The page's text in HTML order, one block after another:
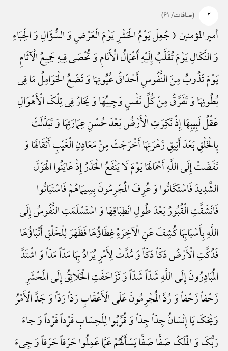
۲ (صافات/ ۶۱)
أمیرالمؤمنین ( جُعِلَ یَوْمُ الْحَشْرِ یَوْمَ الْعَرْضِ وَ السُّؤَالِ وَ الْحِبَاءِ
وَ النَّکَالِ یَوْمَ تُقَلَّبُ إِلَیْهِ أَعْمَالُ الْأَنَامِ وَ تُحْصَی فِیهِ جَمِیعُ الْآثَامِ
یَوْمَ تَذُوبُ مِنَ النُّفُوسِ أَحْدَاقُ عُیُونِهَا وَ تَضَعُ الْحَوَامِلُ مَا فِی
بُطُونِهَا وَ تَفَرَّقُ مِنْ کُلِّ نَفْسٍ وَجِیبُهَا وَ یَحَارُ فِی تِلْکَ الْأَهْوَالِ
عَقْلُ لَبِیبِهَا إِذْ نَکِرَتِ الْأَرْضُ بَعْدَ حُسْنِ عِمَارَتِهَا وَ تَبَدَّلَتْ
بِالْخَلْقِ بَعْدَ أَنِیقِ زَهْرَتِهَا أَخْرَجَتْ مِنْ مَعَادِنِ الْغَیْبِ أَثْقَالَهَا وَ
نَفَضَتْ إِلَی اللَّهِ أَحْمَالَهَا یَوْمَ لَا یَنْفَعُ الْحَذَرُ إِذْ عَایَنُوا الْهَوْلَ
الشَّدِیدَ فَاسْتَکَانُوا وَ عُرِفَ الْمُجْرِمُونَ بِسِیمَاهُمْ فَاسْتَبَانُوا
فَانْشَقَّتِ الْقُبُورُ بَعْدَ طُولِ انْطِبَاقِهَا وَ اسْتَسْلَمَتِ النُّفُوسُ إِلَی
اللَّهِ بِأَسْبَابِهَا کُشِفَ عَنِ الْآخِرَهًِْ غِطَاؤُهَا فَظَهَرَ لِلْخَلْقِ أَنْبَاؤُهَا
فَدُکَّتِ الْأَرْضُ دَکّاً دَکّاً وَ مُدَّتْ لِأَمْرٍ یُرَادُ بِهَا مَدّاً مَدّاً وَ اشْتَدَّ
الْمُبَادِرُونَ إِلَی اللَّهِ شَدّاً شَدّاً وَ تَزَاحَفَتِ الْخَلَائِقُ إِلَی الْمَحْشَرِ
زَحْفاً زَحْفاً وَ رُدَّ الْمُجْرِمُونَ عَلَی الْأَعْقَابِ رَدّاً رَدّاً وَ جَدَّ الْأَمْرُ
وَیْحَکَ یَا إِنْسَانُ جِدّاً جِدّاً وَ قُرِّبُوا لِلْحِسَابِ فَرْداً فَرْداً وَ جاءَ
رَبُّکَ وَ الْمَلَکُ صَفًّا صَفًّا یَسْأَلُهُمْ عَمَّا عَمِلُوا حَرْفاً حَرْفاً وَ جِیءَ